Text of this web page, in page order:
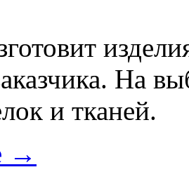
На
и тканей.
→